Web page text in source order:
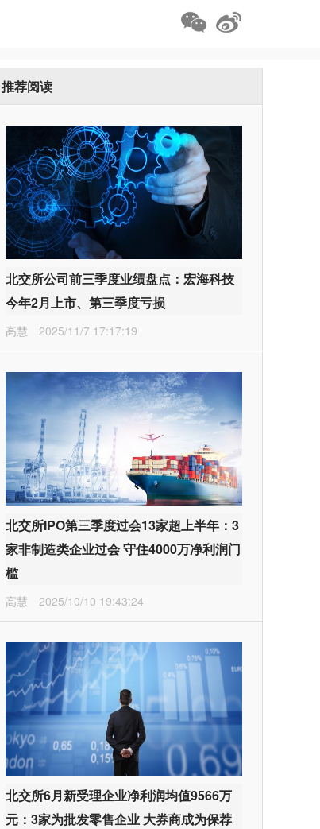
推荐阅读
北交所公司前三季度业绩盘点：宏海科技
今年2月上市、第三季度亏损
高慧 2025/11/7 17:17:19
北交所IPO第三季度过会13家超上半年：3
家非制造类企业过会 守住4000万净利润门
槛
高慧 2025/10/10 19:43:24
北交所6月新受理企业净利润均值9566万
元：3家为批发零售企业 大券商成为保荐